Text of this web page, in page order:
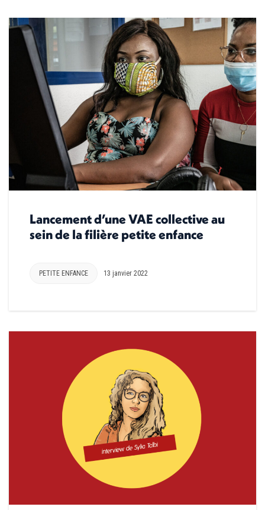
Lancement d’une VAE collective au
sein de la filière petite enfance
PETITE ENFANCE 13 janvier 2022